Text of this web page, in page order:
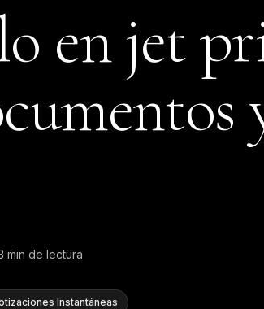
en jet
min de lectura
Instantáneas